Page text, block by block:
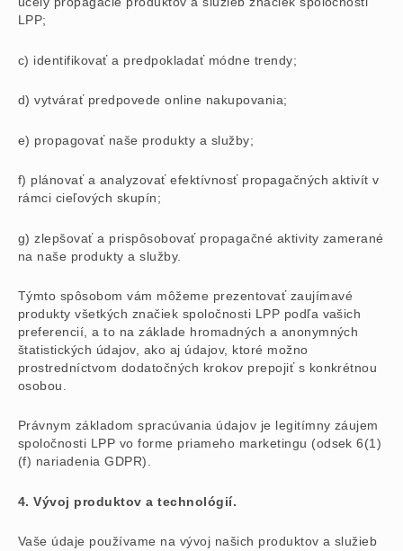
LPP;
c) identifikovať a predpokladať módne trendy;
d) vytvárať predpovede online nakupovania;
e) propagovať naše produkty a služby;
f) plánovať a analyzovať efektívnosť propagačných aktivít v
rámci cieľových skupín;
g) zlepšovať a prispôsobovať propagačné aktivity zamerané
na naše produkty a služby.
Týmto spôsobom vám môžeme prezentovať zaujímavé
produkty všetkých značiek spoločnosti LPP podľa vašich
preferencií, a to na základe hromadných a anonymných
štatistických údajov, ako aj údajov, ktoré možno
prostredníctvom dodatočných krokov prepojiť s konkrétnou
osobou.
Právnym základom spracúvania údajov je legitímny záujem
spoločnosti LPP vo forme priameho marketingu (odsek 6(1)
(f) nariadenia GDPR).
4. Vývoj produktov a technológií.
Vaše údaje používame na vývoj našich produktov a služieb